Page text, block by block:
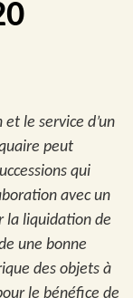
le service d’un
peut
qui
avec un
la liquidation de
une bonne
des objets à
le bénéfice de